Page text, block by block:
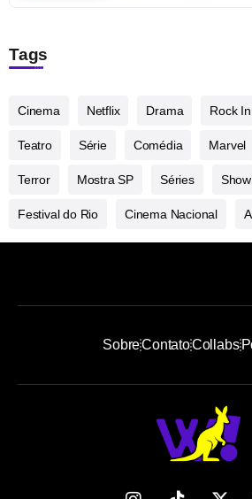
Tags
Cinema Netflix Drama Rock
Teatro Série Comédia Marvel
Terror Mostra SP Séries Show
Festival do Rio Cinema Nacional
SobreContatoCollabs